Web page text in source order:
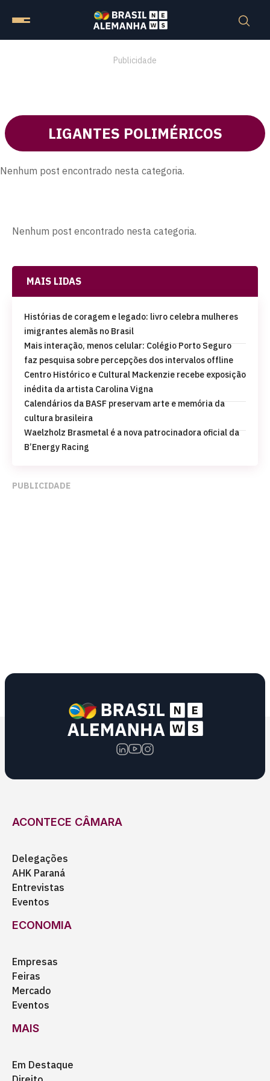
Publicidade
LIGANTES POLIMÉRICOS
Nenhum post encontrado nesta categoria.
Nenhum post encontrado nesta categoria.
MAIS LIDAS
Histórias de coragem e legado: livro celebra mulheres
imigrantes alemãs no Brasil
Mais interação, menos celular: Colégio Porto Seguro
faz pesquisa sobre percepções dos intervalos offline
Centro Histórico e Cultural Mackenzie recebe exposição
inédita da artista Carolina Vigna
Calendários da BASF preservam arte e memória da
cultura brasileira
Waelzholz Brasmetal é a nova patrocinadora oficial da
B’Energy Racing
PUBLICIDADE
ACONTECE CÂMARA
Delegações
AHK Paraná
Entrevistas
Eventos
ECONOMIA
Empresas
Feiras
Mercado
Eventos
MAIS
Em Destaque